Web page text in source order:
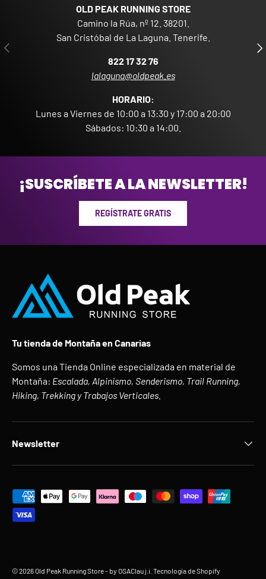
ANTERIOR
OLD PEAK RUNNING STORE
Camino la Rúa, nº 12. 38201.
San Cristóbal de La Laguna. Tenerife.
822 17 32 76
lalaguna@oldpeak.es
HORARIO:
Lunes a Viernes de 10:00 a 13:30 y 17:00 a 20:00
Sábados: 10:30 a 14:00.
¡SUSCRÍBETE A LA NEWSLETTER!
REGÍSTRATE GRATIS
Tu tienda de Montaña en Canarias
Somos una Tienda Online especializada en material de
Montaña: Escalada, Alpinismo, Senderismo, Trail Running,
Hiking, Trekking y Trabajos Verticales.
Newsletter
Formas de pago aceptadas
© 2026Old Peak Running Store- by OSAClau j.i. Tecnología de Shopify